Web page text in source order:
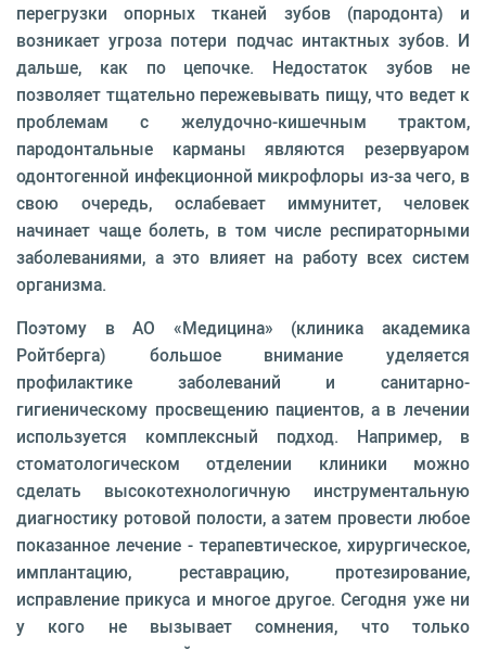
перегрузки опорных тканей зубов (пародонта) и
возникает угроза потери подчас интактных зубов. И
дальше, как по цепочке. Недостаток зубов не
позволяет тщательно пережевывать пищу, что ведет к
проблемам с желудочно-кишечным трактом,
пародонтальные карманы являются резервуаром
одонтогенной инфекционной микрофлоры из-за чего, в
свою очередь, ослабевает иммунитет, человек
начинает чаще болеть, в том числе респираторными
заболеваниями, а это влияет на работу всех систем
организма.
Поэтому в АО «Медицина» (клиника академика
Ройтберга) большое внимание уделяется
профилактике заболеваний и санитарно-
гигиеническому просвещению пациентов, а в лечении
используется комплексный подход. Например, в
стоматологическом отделении клиники можно
сделать высокотехнологичную инструментальную
диагностику ротовой полости, а затем провести любое
показанное лечение - терапевтическое, хирургическое,
имплантацию, реставрацию, протезирование,
исправление прикуса и многое другое. Сегодня уже ни
у кого не вызывает сомнения, что только